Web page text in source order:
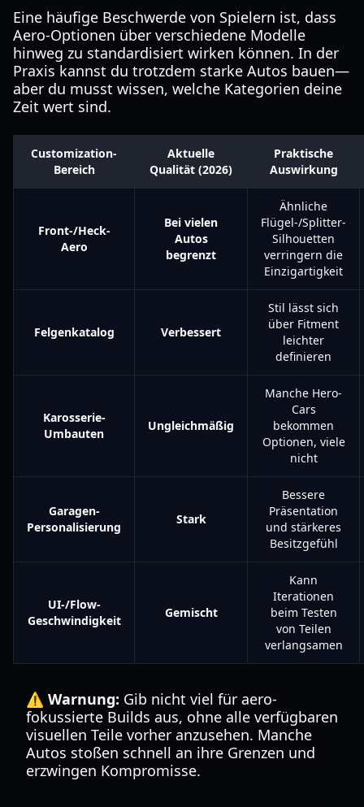
Eine häufige Beschwerde von Spielern ist, dass
Aero-Optionen über verschiedene Modelle
hinweg zu standardisiert wirken können. In der
Praxis kannst du trotzdem starke Autos bauen—
aber du musst wissen, welche Kategorien deine
Zeit wert sind.
Customization-
Bereich
Aktuelle
Qualität (2026)
Praktische
Auswirkung
Front-/Heck-
Aero
Bei vielen
Autos
begrenzt
Ähnliche
Flügel-/Splitter-
Silhouetten
verringern die
Einzigartigkeit
Felgenkatalog Verbessert
Stil lässt sich
über Fitment
leichter
definieren
Karosserie-
Umbauten
Ungleichmäßig
Manche Hero-
Cars
bekommen
Optionen, viele
nicht
Garagen-
Personalisierung
Stark
Bessere
Präsentation
und stärkeres
Besitzgefühl
UI-/Flow-
Geschwindigkeit
Gemischt
Kann
Iterationen
beim Testen
von Teilen
verlangsamen
⚠️ Warnung: Gib nicht viel für aero-
fokussierte Builds aus, ohne alle verfügbaren
visuellen Teile vorher anzusehen. Manche
Autos stoßen schnell an ihre Grenzen und
erzwingen Kompromisse.